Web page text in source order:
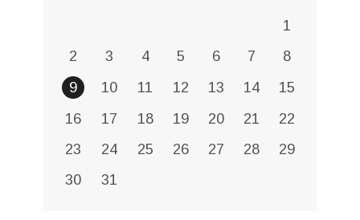
1
2
3 4 5 6 7
8
9
10 11 12 13 14
15
16
17 18 19 20 21
22
23
24 25 26 27 28
29
30
31